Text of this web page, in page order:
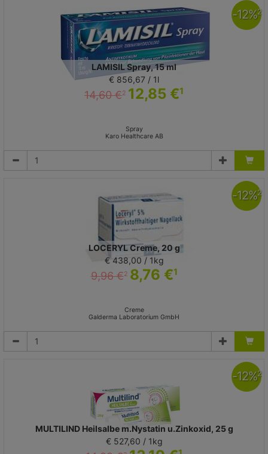
LAMISIL Spray, 15 ml
€ 856,67 / 1l
14,60 €2 12,85 €1
Spray
Karo Healthcare AB
-12%2
LOCERYL Creme, 20 g
€ 438,00 / 1kg
9,96 €2 8,76 €1
Creme
Galderma Laboratorium GmbH
-12%2
MULTILIND Heilsalbe m.Nystatin u.Zinkoxid, 25 g
€ 527,60 / 1kg
-12%2